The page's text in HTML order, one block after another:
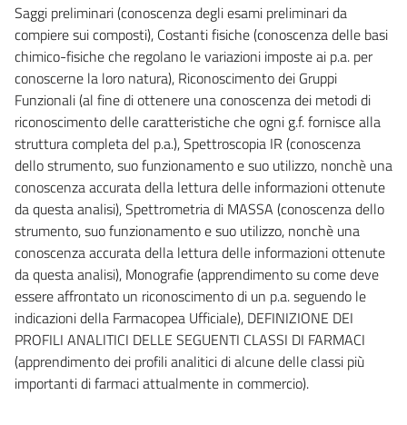
Saggi preliminari (conoscenza degli esami preliminari da
compiere sui composti), Costanti fisiche (conoscenza delle basi
chimico-fisiche che regolano le variazioni imposte ai p.a. per
conoscerne la loro natura), Riconoscimento dei Gruppi
Funzionali (al fine di ottenere una conoscenza dei metodi di
riconoscimento delle caratteristiche che ogni g.f. fornisce alla
struttura completa del p.a.), Spettroscopia IR (conoscenza
dello strumento, suo funzionamento e suo utilizzo, nonchè una
conoscenza accurata della lettura delle informazioni ottenute
da questa analisi), Spettrometria di MASSA (conoscenza dello
strumento, suo funzionamento e suo utilizzo, nonchè una
conoscenza accurata della lettura delle informazioni ottenute
da questa analisi), Monografie (apprendimento su come deve
essere affrontato un riconoscimento di un p.a. seguendo le
indicazioni della Farmacopea Ufficiale), DEFINIZIONE DEI
PROFILI ANALITICI DELLE SEGUENTI CLASSI DI FARMACI
(apprendimento dei profili analitici di alcune delle classi più
importanti di farmaci attualmente in commercio).